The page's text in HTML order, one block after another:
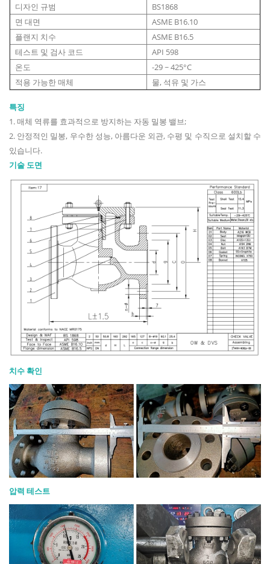
디자인 규범
BS1868
면 대면
ASME B16.10
플랜지 치수
ASME B16.5
테스트 및 검사 코드
API 598
온도
-29 ~ 425°C
적용 가능한 매체
물, 석유 및 가스
특징
1. 매체 역류를 효과적으로 방지하는 자동 밀봉 밸브;
2. 안정적인 밀봉, 우수한 성능, 아름다운 외관, 수평 및 수직으로 설치할 수
있습니다.
기술 도면
치수 확인
압력 테스트